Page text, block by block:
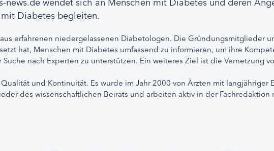
Diabetes begleiten.
aus erfahrenen niedergelassenen Diabetologen. Die Gründungsmitglieder
hat, Menschen mit Diabetes umfassend zu informieren, um ihre
nach Experten zu unterstützen. Ein weiteres Ziel ist die Vernetzung
und Kontinuität. Es wurde im Jahr 2000 von Ärzten mit langjähriger
des wissenschaftlichen Beirats und arbeiten aktiv in der Fachredaktion